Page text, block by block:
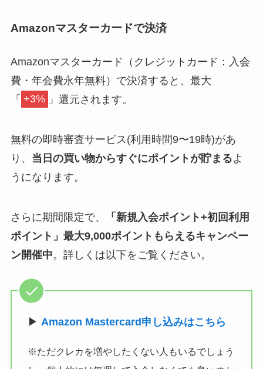
Amazonマスターカードで決済
Amazonマスターカード（クレジットカード：入会
費・年会費永年無料）で決済すると、最大
「 +3% 」還元されます。
無料の即時審査サービス(利用時間9〜19時)があ
り、 当日の買い物からすぐにポイントが貯まるよ
うになります。
さらに期間限定で、
「新規入会ポイント+初回利用
ポイント」最大9,000ポイントもらえるキャンペー
ン開催中。詳しくは以下をご覧ください。
▶ Amazon Mastercard申し込みはこちら
※ただクレカを増やしたくない人もいるでしょう